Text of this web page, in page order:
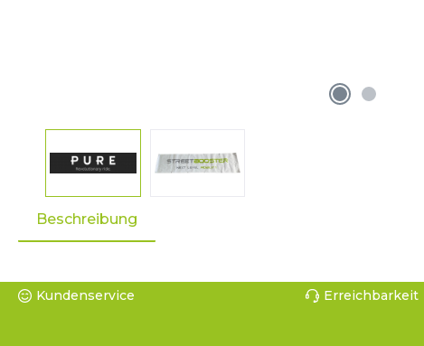
Beschreibung
Kundenservice Erreichbarkeit